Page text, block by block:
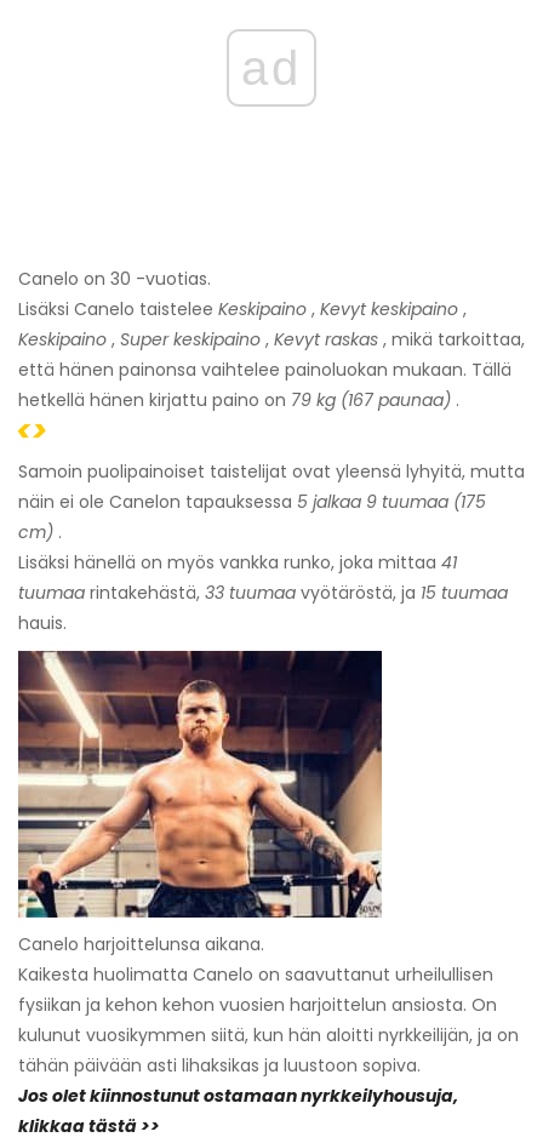
ad
Canelo on 30 -vuotias.
Lisäksi Canelo taistelee Keskipaino , Kevyt keskipaino ,
Keskipaino , Super keskipaino , Kevyt raskas , mikä tarkoittaa,
että hänen painonsa vaihtelee painoluokan mukaan. Tällä
hetkellä hänen kirjattu paino on 79 kg (167 paunaa) .
<>
Samoin puolipainoiset taistelijat ovat yleensä lyhyitä, mutta
näin ei ole Canelon tapauksessa 5 jalkaa 9 tuumaa (175
cm) .
Lisäksi hänellä on myös vankka runko, joka mittaa 41
tuumaa rintakehästä, 33 tuumaa vyötäröstä, ja 15 tuumaa
hauis.
Canelo harjoittelunsa aikana.
Kaikesta huolimatta Canelo on saavuttanut urheilullisen
fysiikan ja kehon kehon vuosien harjoittelun ansiosta. On
kulunut vuosikymmen siitä, kun hän aloitti nyrkkeilijän, ja on
tähän päivään asti lihaksikas ja luustoon sopiva.
Jos olet kiinnostunut ostamaan nyrkkeilyhousuja,
klikkaa tästä >>